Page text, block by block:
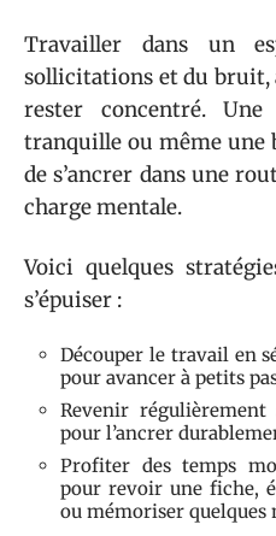
Travailler dans un
sollicitations et du bruit,
rester concentré.
tranquille ou même
de s’ancrer dans une
charge mentale.
Voici quelques
s’épuiser :
Découper le travail en
pour avancer à petits
Revenir
pour l’ancrer
Profiter des temps
pour revoir une fiche,
ou mémoriser quelques